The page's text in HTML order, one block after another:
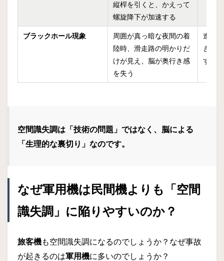
縦桿を引くと、かえって
螺旋降下が加速する
ブラックホール現象
周囲が真っ暗な夜間の着
陸時、滑走路の明かりだ
けが見え、脳が奥行き感
を失う
進入
ぎ、
する
空間識失調は「技術の問題」ではなく、脳による
「生理的な裏切り」なのです。
なぜ軍用機は民間機よりも「空間
識失調」に陥りやすいのか？
旅客機も空間識失調になるのでしょうか？なぜ事故
が起きるのは軍用機に多いのでしょうか？